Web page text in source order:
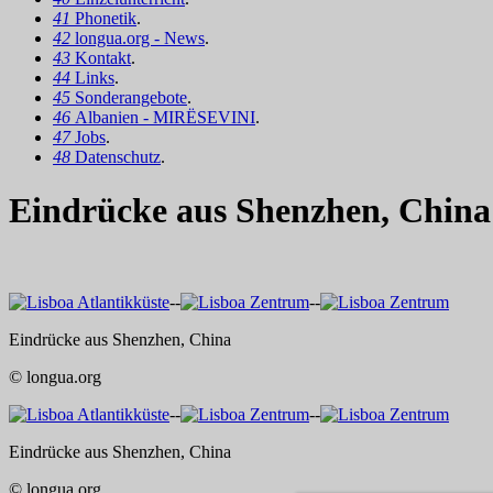
41 Phonetik.
42 longua.org - News.
43 Kontakt.
44 Links.
45 Sonderangebote.
46 Albanien - MIRËSEVINI.
47Jobs.
48 Datenschutz.
Eindrücke aus Shenzhen,
--
--
Eindrücke aus Shenzhen, China
© longua.org
--
--
Eindrücke aus Shenzhen, China
© longua.org